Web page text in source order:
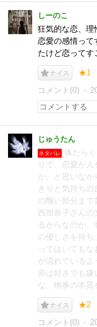
しーのこ
狂気的な恋、理
恋愛の感情って
たけど恋ってす
ナイス ★1
コメント(0)
じゅうたん
ネタバレ
体たら
りで、恋愛が
か、と思いなが
きりと気持ちの
の醜い部分まで
西加奈子さんの
るからなのか
の優しさを持ち
ってはいても
が流れているよ
赤は好きでも嫌
な。物事の本質
ナイス ★2
コメント(0)